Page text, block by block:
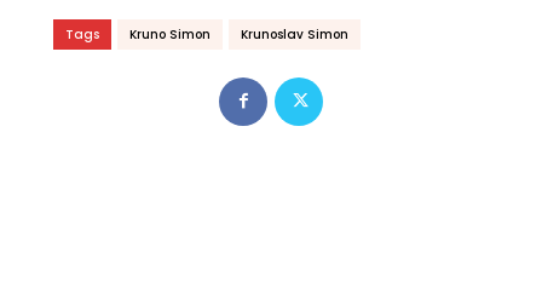
Tags Kruno Simon Krunoslav Simon